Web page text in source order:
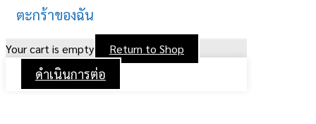
ตะกร้าของฉัน
Your cart is empty Return to Shop
ดำเนินการต่อ